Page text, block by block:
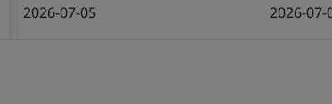
2026-07-05 2026-07-